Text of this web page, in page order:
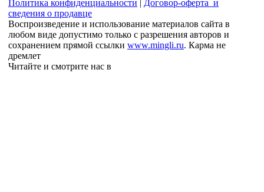
Политика конфиденциальности | Договор-оферта и
сведения о продавце
Воспроизведение и использование материалов сайта в
любом виде допустимо только с разрешения авторов и
сохранением прямой ссылки www.mingli.ru. Карма не
дремлет
Читайте и смотрите нас в